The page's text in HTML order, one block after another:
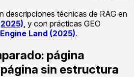
descripciones técnicas de RAG en
, y con prácticas GEO
Land (2025).
página
sin estructura